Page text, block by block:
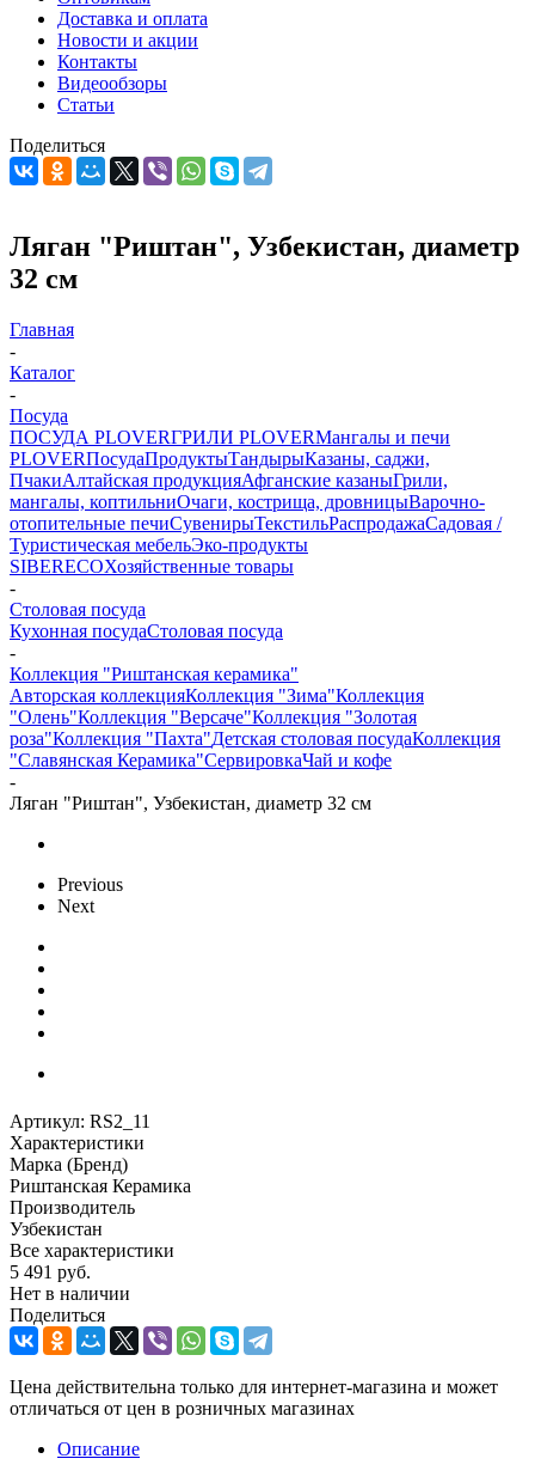
Доставка и оплата
Новости и акции
Контакты
Видеообзоры
Статьи
Поделиться
Ляган "Риштан", Узбекистан, диаметр
32 см
Главная
-
Каталог
-
Посуда
ПОСУДА PLOVERГРИЛИ PLOVERМангалы и печи
PLOVERПосудаПродуктыТандырыКазаны, саджи,
ПчакиАлтайская продукцияАфганские казаныГрили,
мангалы, коптильниОчаги, кострища, дровницыВарочно-
отопительные печиСувенирыТекстильРаспродажаСадовая /
Туристическая мебельЭко-продукты
SIBERECOХозяйственные товары
-
Столовая посуда
Кухонная посудаСтоловая посуда
-
Коллекция "Риштанская керамика"
Авторская коллекцияКоллекция "Зима"Коллекция
"Олень"Коллекция "Версаче"Коллекция "Золотая
роза"Коллекция "Пахта"Детская столовая посудаКоллекция
"Славянская Керамика"СервировкаЧай и кофе
-
Ляган "Риштан", Узбекистан, диаметр 32 см
Previous
Next
Артикул: RS2_11
Характеристики
Марка (Бренд)
Риштанская Керамика
Производитель
Узбекистан
Все характеристики
5 491 руб.
Нет в наличии
Поделиться
Цена действительна только для интернет-магазина и может
отличаться от цен в розничных магазинах
Описание